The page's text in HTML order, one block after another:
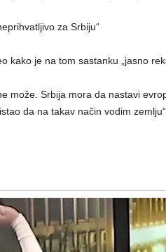
za Srbiju“
kako je na tom sastanku „jasno
može. Srbija mora da nastavi
da na takav način vodim